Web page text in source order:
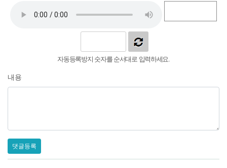
자동등록방지 숫자를 순서대로 입력하세요.
내용
댓글등록